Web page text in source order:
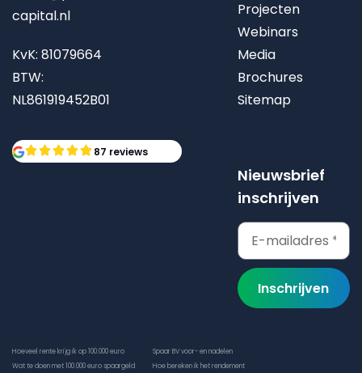
capital.nl
KvK: 81079664
BTW:
NL861919452B01
87 reviews
Projecten
Webinars
Media
Brochures
Sitemap
Nieuwsbrief
inschrijven
Inschrijven
Hoeveel rente krijg ik op 100.000 euro
Wat te doen met 100.000 euro spaargeld
Spaar BV voor- en nadelen
Hoe bereken ik het rendement